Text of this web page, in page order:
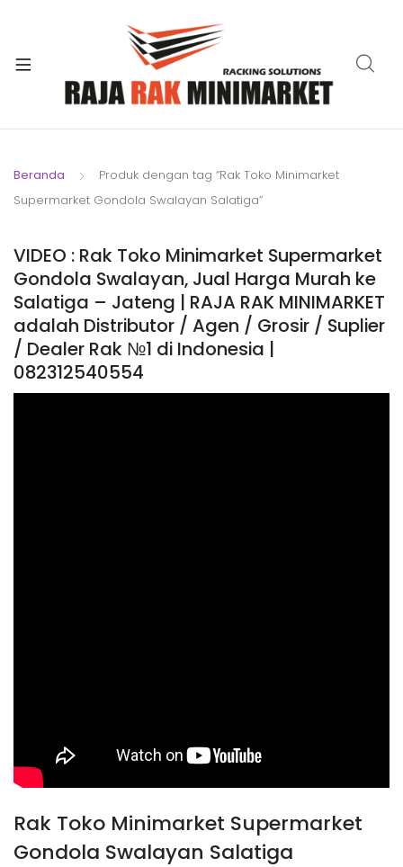
Beranda
Produk dengan tag “Rak Toko Minimarket
Supermarket Gondola Swalayan Salatiga”
VIDEO : Rak Toko Minimarket Supermarket
Gondola Swalayan, Jual Harga Murah ke
Salatiga – Jateng | RAJA RAK MINIMARKET
adalah Distributor / Agen / Grosir / Suplier
/ Dealer Rak №1 di Indonesia |
082312540554
Rak Toko Minimarket Supermarket
Gondola Swalayan Salatiga